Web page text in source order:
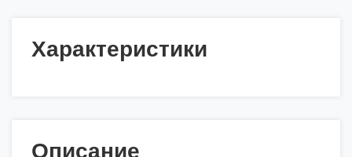
Характеристики
Описание